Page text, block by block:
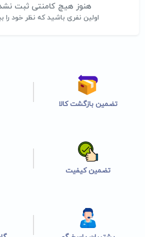
هنوز هیچ کامنتی ثبت
اولین نفری باشید که نظر خود را
تضمین بازگشت کالا
تضمین کیفیت